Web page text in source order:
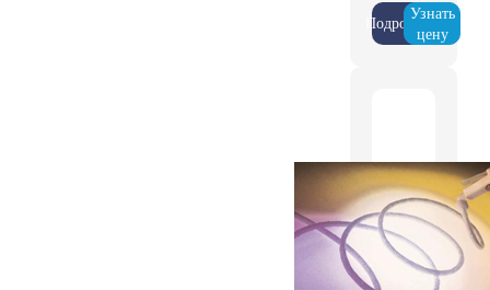
Подробнее
Узнать
цену